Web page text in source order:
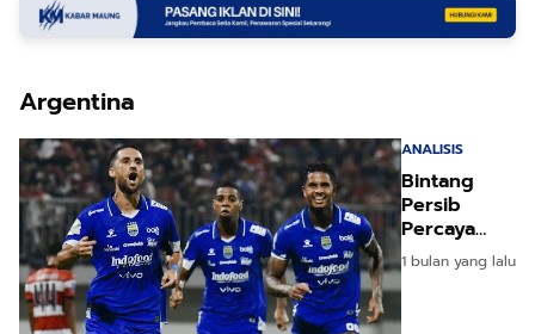
Argentina
ANALISIS
Bintang
Persib
Percaya
Diri:
Argentina
1 bulan yang lalu